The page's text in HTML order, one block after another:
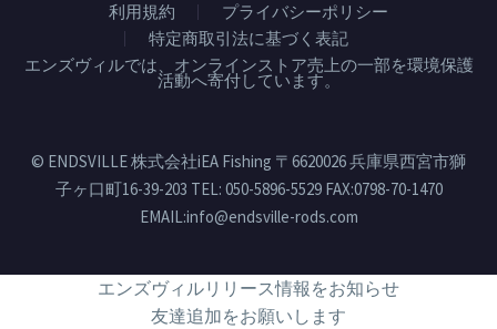
利用規約
プライバシーポリシー
特定商取引法に基づく表記
エンズヴィルでは、オンラインストア売上の一部を環境保護
活動へ寄付しています。
© ENDSVILLE 株式会社iEA Fishing 〒6620026 兵庫県西宮市獅
子ヶ口町16-39-203 TEL: 050-5896-5529 FAX:0798-70-1470
EMAIL:info@endsville-rods.com
エンズヴィルリリース情報をお知らせ
友達追加をお願いします